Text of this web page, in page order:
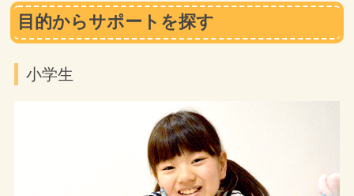
目的からサポートを探す
小学生